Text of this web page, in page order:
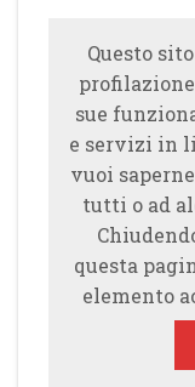
Questo
sue
e servizi in
vuoi
tutti o ad
questa
elemento